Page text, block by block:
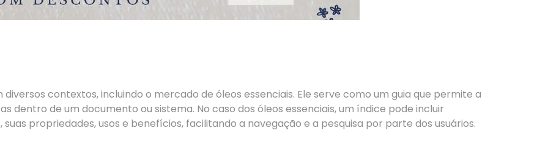
contextos, incluindo o mercado de óleos essenciais. Ele serve como um guia que permite a
dentro de um documento ou sistema. No caso dos óleos essenciais, um índice pode incluir
propriedades, usos e benefícios, facilitando a navegação e a pesquisa por parte dos usuários.